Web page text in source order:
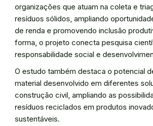
organizações que atuam na coleta e
resíduos sólidos, ampliando
de renda e promovendo inclusão
forma, o projeto conecta pesquisa
responsabilidade social e
O estudo também destaca o potencial
material desenvolvido em diferentes
construção civil, ampliando as
resíduos reciclados em produtos
sustentáveis.